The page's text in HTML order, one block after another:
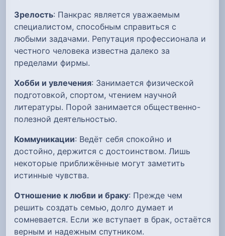
Зрелость: Панкрас является уважаемым
специалистом, способным справиться с
любыми задачами. Репутация профессионала и
честного человека известна далеко за
пределами фирмы.
Хобби и увлечения: Занимается физической
подготовкой, спортом, чтением научной
литературы. Порой занимается общественно-
полезной деятельностью.
Коммуникации: Ведёт себя спокойно и
достойно, держится с достоинством. Лишь
некоторые приближённые могут заметить
истинные чувства.
Отношение к любви и браку: Прежде чем
решить создать семью, долго думает и
сомневается. Если же вступает в брак, остаётся
верным и надежным спутником.